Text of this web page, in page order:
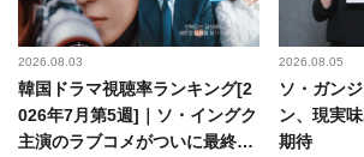
2026.08.03
韓国ドラマ視聴率ランキング[2
026年7月第5週]｜ソ・イングク
主演のラブコメがついに最終
2026.08.05
ソ・ガン
ン、現実
期待